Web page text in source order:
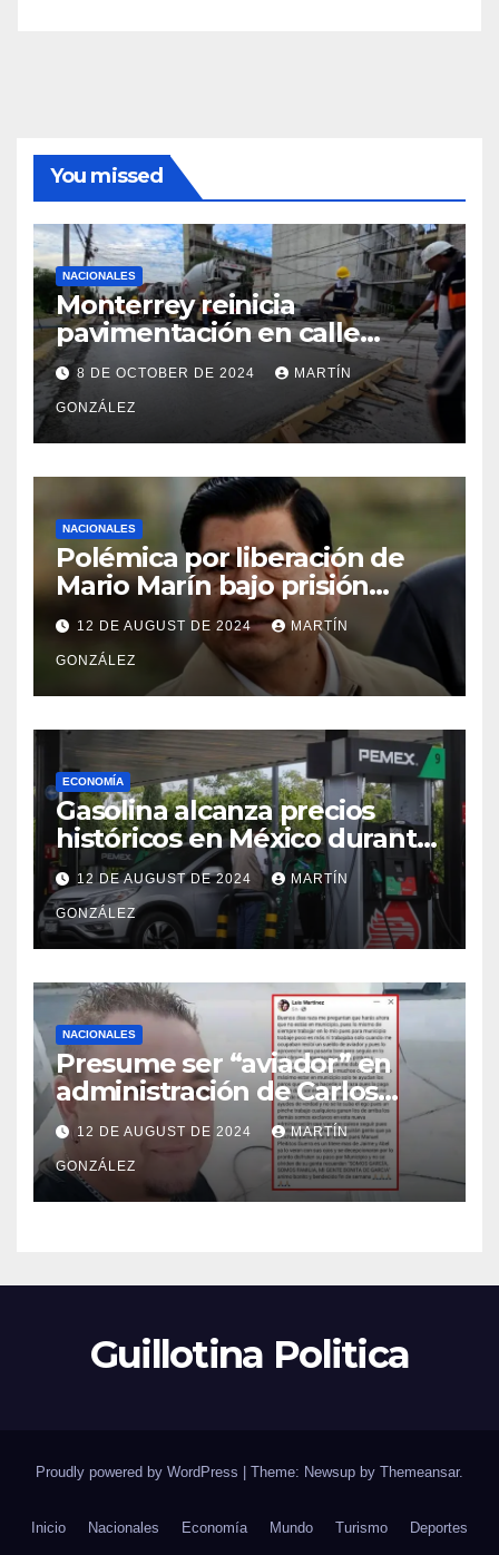
You missed
NACIONALES
Monterrey reinicia
pavimentación en calle
Filósofos
8 DE OCTOBER DE 2024 MARTÍN
GONZÁLEZ
NACIONALES
Polémica por liberación de
Mario Marín bajo prisión
domiciliaria
12 DE AUGUST DE 2024 MARTÍN
GONZÁLEZ
ECONOMÍA
Gasolina alcanza precios
históricos en México durante
julio de 2024
12 DE AUGUST DE 2024 MARTÍN
GONZÁLEZ
NACIONALES
Presume ser “aviador” en
administración de Carlos
Guevara; Auditoría abrirá
investigación
12 DE AUGUST DE 2024 MARTÍN
GONZÁLEZ
Guillotina Politica
Proudly powered by WordPress Theme: Newsup by Themeansar.
Inicio Nacionales Economía Mundo Turismo Deportes